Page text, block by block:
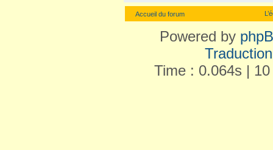
Accueil du forum
Powered by
Time : 0.064s |